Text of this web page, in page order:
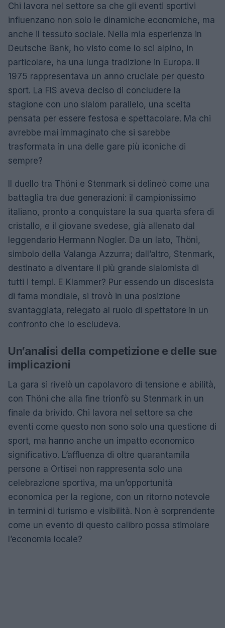
Chi lavora nel settore sa che gli eventi sportivi
influenzano non solo le dinamiche economiche, ma
anche il tessuto sociale. Nella mia esperienza in
Deutsche Bank, ho visto come lo sci alpino, in
particolare, ha una lunga tradizione in Europa. Il
1975 rappresentava un anno cruciale per questo
sport. La FIS aveva deciso di concludere la
stagione con uno slalom parallelo, una scelta
pensata per essere festosa e spettacolare. Ma chi
avrebbe mai immaginato che si sarebbe
trasformata in una delle gare più iconiche di
sempre?
Il duello tra Thöni e Stenmark si delineò come una
battaglia tra due generazioni: il campionissimo
italiano, pronto a conquistare la sua quarta sfera di
cristallo, e il giovane svedese, già allenato dal
leggendario Hermann Nogler. Da un lato, Thöni,
simbolo della Valanga Azzurra; dall’altro, Stenmark,
destinato a diventare il più grande slalomista di
tutti i tempi. E Klammer? Pur essendo un discesista
di fama mondiale, si trovò in una posizione
svantaggiata, relegato al ruolo di spettatore in un
confronto che lo escludeva.
Un’analisi della competizione e delle sue
implicazioni
La gara si rivelò un capolavoro di tensione e abilità,
con Thöni che alla fine trionfò su Stenmark in un
finale da brivido. Chi lavora nel settore sa che
eventi come questo non sono solo una questione di
sport, ma hanno anche un impatto economico
significativo. L’affluenza di oltre quarantamila
persone a Ortisei non rappresenta solo una
celebrazione sportiva, ma un’opportunità
economica per la regione, con un ritorno notevole
in termini di turismo e visibilità. Non è sorprendente
come un evento di questo calibro possa stimolare
l’economia locale?